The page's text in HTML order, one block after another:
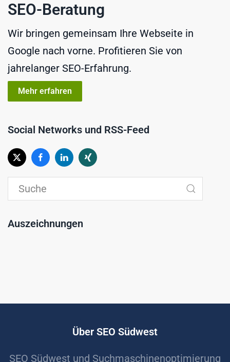
SEO-Beratung
Wir bringen gemeinsam Ihre Webseite in
Google nach vorne. Profitieren Sie von
jahrelanger SEO-Erfahrung.
Mehr erfahren
Social Networks und RSS-Feed
Auszeichnungen
Über SEO Südwest
SEO Südwest und Suchmaschinenoptimierung